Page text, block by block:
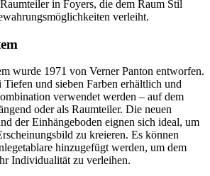
in Foyers, die dem Raum Stil
verleiht.
wurde 1971 von Verner Panton entworfen.
und sieben Farben erhältlich und
verwendet werden – auf dem
oder als Raumteiler. Die neuen
der Einhängeboden eignen sich ideal, um
zu kreieren. Es können
hinzugefügt werden, um dem
Individualität zu verleihen.